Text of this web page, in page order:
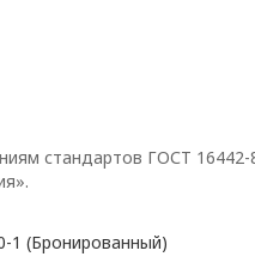
стандартов ГОСТ
1 (Бронированный)
требований